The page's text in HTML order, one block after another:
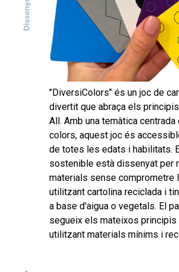
"DiversiColors" és un joc de
divertit que abraça els
All. Amb una temàtica
colors, aquest joc és
de totes les edats i habilitats.
sostenible està dissenyat per
materials sense comprometre
utilitzant cartolina reciclada i
a base d'aigua o vegetals. El
segueix els mateixos
utilitzant materials mínims i